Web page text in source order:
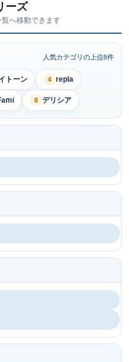
ーズ
へ移動できます
人気カテゴリの上位8件
トーン 4 repla
8 デリシア